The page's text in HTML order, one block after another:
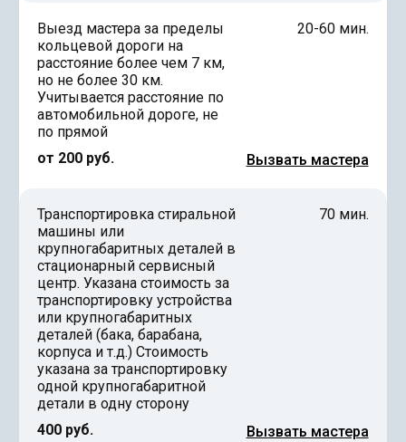
Выезд мастера за пределы
кольцевой дороги на
расстояние более чем 7 км,
но не более 30 км.
Учитывается расстояние по
автомобильной дороге, не
по прямой
от 200 руб.
20-60 мин.
Вызвать мастера
Транспортировка стиральной
машины или
крупногабаритных деталей в
стационарный сервисный
центр. Указана стоимость за
транспортировку устройства
или крупногабаритных
деталей (бака, барабана,
корпуса и т.д.) Стоимость
указана за транспортировку
одной крупногабаритной
детали в одну сторону
400 руб.
70 мин.
Вызвать мастера